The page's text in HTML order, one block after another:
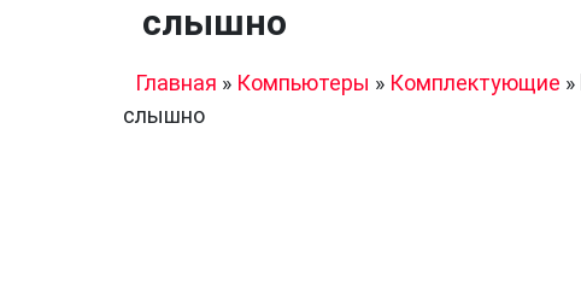
слышно
Главная » Компьютеры » Комплектующие »
слышно